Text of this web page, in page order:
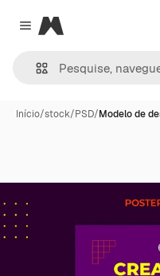
Close menu
Magnific
Início/stock/PSD/Modelo de